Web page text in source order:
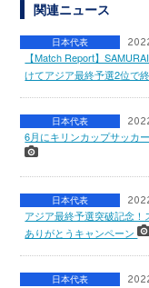
関連ニュース
日本代表
【Match Report】
けてアジア最終予選2位で
日本代表
6月にキリンカップサッカ
日本代表
アジア最終予選突破記念
ありがとうキャンペーン
日本代表